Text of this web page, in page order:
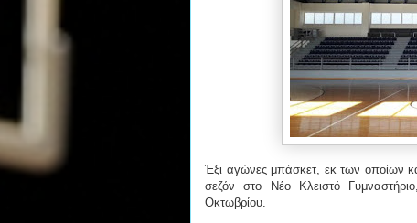
Έξι αγώνες μπάσκετ, εκ των οποίων
σεζόν στο Νέο Κλειστό
Οκτωβρίου.